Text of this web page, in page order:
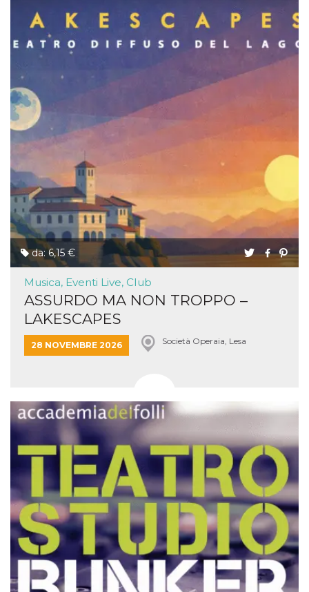
da: 6,15 €
Musica, Eventi Live, Club
ASSURDO MA NON TROPPO –
LAKESCAPES
28 NOVEMBRE 2026 Società Operaia, Lesa